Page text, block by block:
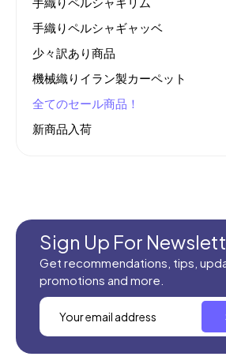
手織りペルシャギャッベ
少々訳あり商品
機械織りイラン製カーペット
全てのセール商品！
新商品入荷
Sign Up For
Get recommendations, tips,
promotions and more.